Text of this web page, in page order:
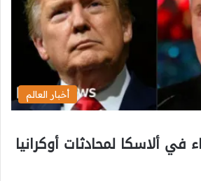
أخبار العالم
في ألاسكا لمحادثات أوكرانيا